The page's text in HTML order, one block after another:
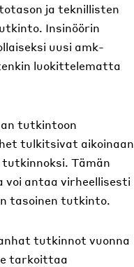
ja teknillisten
Insinöörin
uusi amk-
luokittelematta
tutkintoon
tulkitsivat aikoinaan
Tämän
voi antaa virheellisesti
tasoinen tutkinto.
tutkinnot vuonna
tarkoittaa